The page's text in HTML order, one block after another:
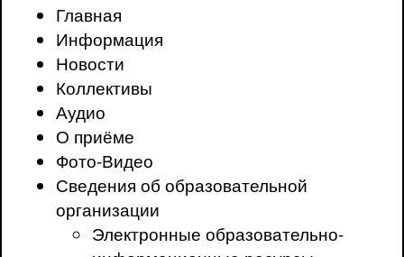
Главная
Информация
Новости
Коллективы
Аудио
О приёме
Фото-Видео
Сведения об образовательной
организации
Электронные образовательно-